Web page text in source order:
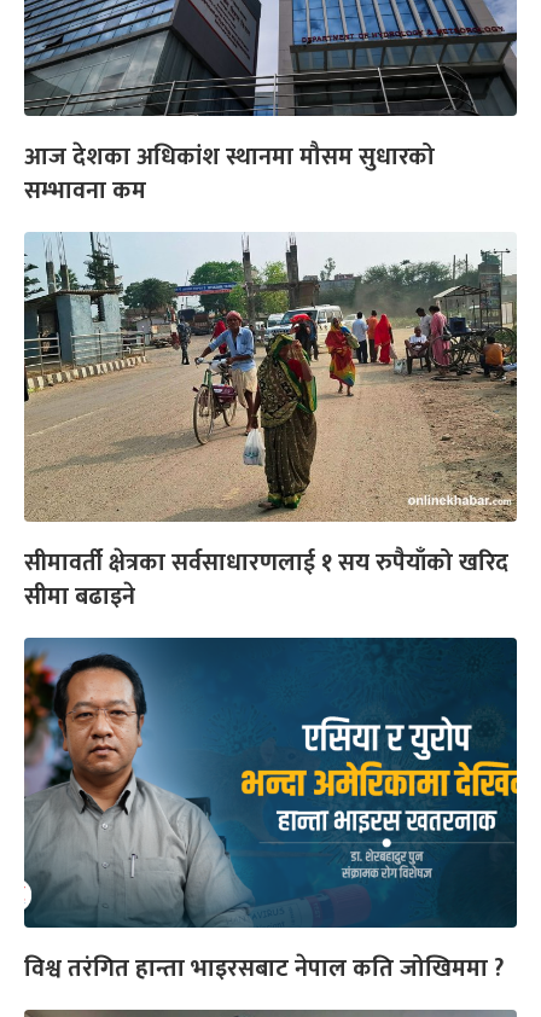
आज देशका अधिकांश स्थानमा मौसम सुधारको
सम्भावना कम
सीमावर्ती क्षेत्रका सर्वसाधारणलाई १ सय रुपैयाँको खरिद
सीमा बढाइने
विश्व तरंगित हान्ता भाइरसबाट नेपाल कति जोखिममा ?